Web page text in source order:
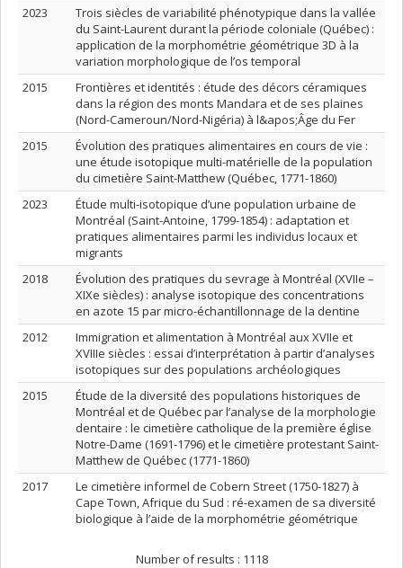
2023
Trois siècles de variabilité phénotypique dans la vallée
du Saint-Laurent durant la période coloniale (Québec) :
application de la morphométrie géométrique 3D à la
variation morphologique de l’os temporal
2015
Frontières et identités : étude des décors céramiques
dans la région des monts Mandara et de ses plaines
(Nord-Cameroun/Nord-Nigéria) à l&apos;Âge du Fer
2015
Évolution des pratiques alimentaires en cours de vie :
une étude isotopique multi-matérielle de la population
du cimetière Saint-Matthew (Québec, 1771-1860)
2023
Étude multi-isotopique d’une population urbaine de
Montréal (Saint-Antoine, 1799-1854) : adaptation et
pratiques alimentaires parmi les individus locaux et
migrants
2018
Évolution des pratiques du sevrage à Montréal (XVIIe –
XIXe siècles) : analyse isotopique des concentrations
en azote 15 par micro-échantillonnage de la dentine
2012
Immigration et alimentation à Montréal aux XVIIe et
XVIIIe siècles : essai d’interprétation à partir d’analyses
isotopiques sur des populations archéologiques
2015
Étude de la diversité des populations historiques de
Montréal et de Québec par l’analyse de la morphologie
dentaire : le cimetière catholique de la première église
Notre-Dame (1691-1796) et le cimetière protestant Saint-
Matthew de Québec (1771-1860)
2017
Le cimetière informel de Cobern Street (1750-1827) à
Cape Town, Afrique du Sud : ré-examen de sa diversité
biologique à l’aide de la morphométrie géométrique
Number of results : 1118